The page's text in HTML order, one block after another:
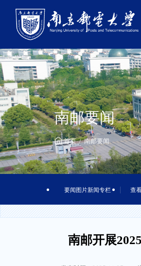
南邮要闻
首页 南邮要闻
要闻图片新闻专栏 查
南邮开展